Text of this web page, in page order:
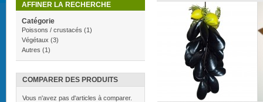
AFFINER LA RECHERCHE
Catégorie
Poissons / crustacés (1)
Végétaux (3)
Autres (1)
COMPARER DES PRODUITS
Vous n'avez pas d'articles à comparer.